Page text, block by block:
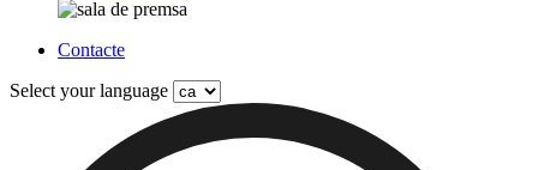
Contacte
Select your language